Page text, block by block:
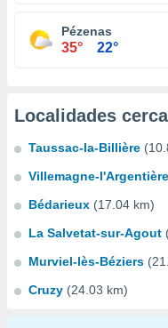
Pézenas
35° 22°
Localidades
Taussac-la-Billière
Villemagne-l'Argentière
Bédarieux (17.04 km)
La Salvetat-sur-Agout
Murviel-lès-Béziers
Cruzy (24.03 km)